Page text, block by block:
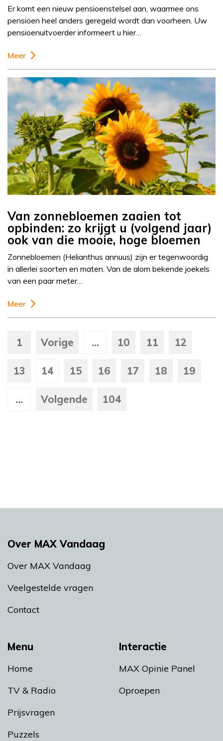
Er komt een nieuw pensioenstelsel aan, waarmee ons
pensioen heel anders geregeld wordt dan voorheen. Uw
pensioenuitvoerder informeert u hier…
Meer
Van zonnebloemen zaaien tot
opbinden: zo krijgt u (volgend jaar)
ook van die mooie, hoge bloemen
Zonnebloemen (Helianthus annuus) zijn er tegenwoordig
in allerlei soorten en maten. Van de alom bekende joekels
van een paar meter…
Meer
1 Vorige ... 10 11 12
13 14 15 16 17 18 19
... Volgende 104
Menu
Home
TV & Radio
Prijsvragen
Puzzels
Interactie
MAX Opinie Panel
Oproepen
Over MAX Vandaag
Over MAX Vandaag
Veelgestelde vragen
Contact